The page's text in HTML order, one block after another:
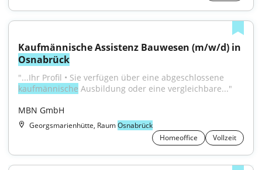
Osnabrück
kaufmännische Ausbildung oder eine vergleichbare..."
MBN GmbH
Georgsmarienhütte, RaumOsnabrück
Homeoffice
Vollzeit